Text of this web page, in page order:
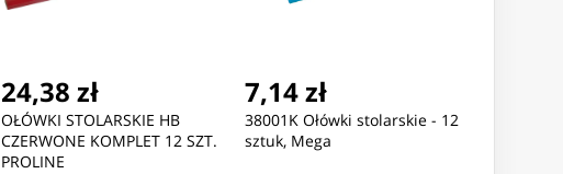
24,38 zł
OŁÓWKI STOLARSKIE HB
CZERWONE KOMPLET 12 SZT.
PROLINE
7,14 zł
38001K Ołówki stolarskie - 12
sztuk, Mega